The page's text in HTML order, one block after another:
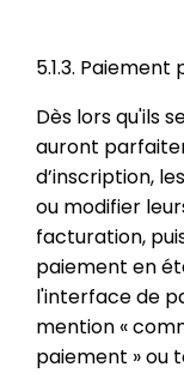
5.1.3.
Dès lors qu'ils
auront
d’inscription,
ou modifier
facturation,
paiement en
l'interface de
mention «
paiement » ou